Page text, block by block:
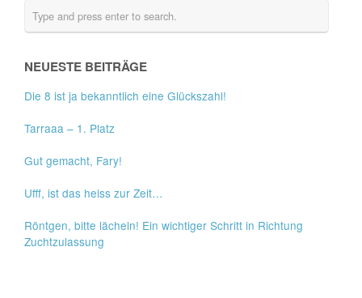
NEUESTE BEITRÄGE
Die 8 ist ja bekanntlich eine Glückszahl!
Tarraaa – 1. Platz
Gut gemacht, Fary!
Ufff, ist das heiss zur Zeit…
Röntgen, bitte lächeln! Ein wichtiger Schritt in Richtung
Zuchtzulassung